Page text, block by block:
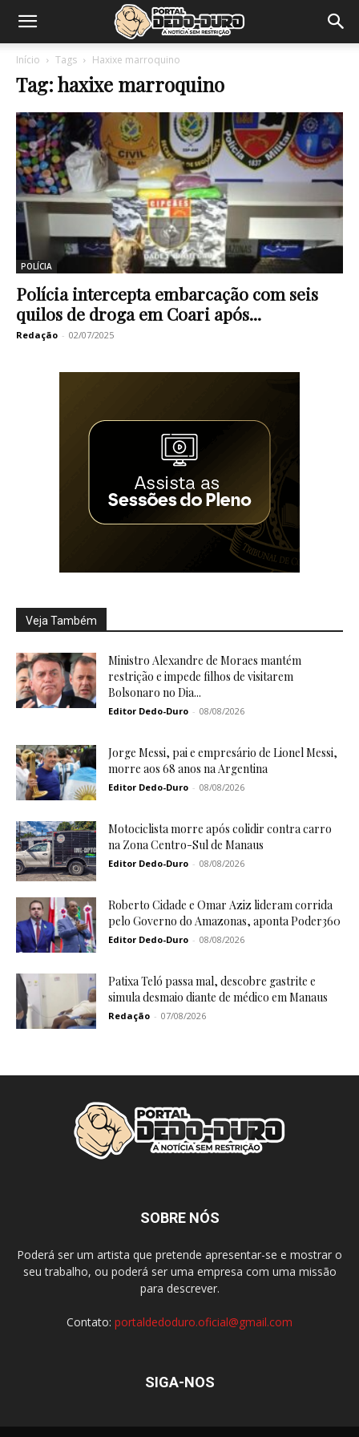
Início Tags Haxixe marroquino
Tag: haxixe marroquino
POLÍCIA
Polícia intercepta embarcação com seis
quilos de droga em Coari após...
Redação - 02/07/2025
Veja Também
Ministro Alexandre de Moraes mantém
restrição e impede filhos de visitarem
Bolsonaro no Dia...
Editor Dedo-Duro - 08/08/2026
Jorge Messi, pai e empresário de Lionel Messi,
morre aos 68 anos na Argentina
Editor Dedo-Duro - 08/08/2026
Motociclista morre após colidir contra carro
na Zona Centro-Sul de Manaus
Editor Dedo-Duro - 08/08/2026
Roberto Cidade e Omar Aziz lideram corrida
pelo Governo do Amazonas, aponta Poder360
Editor Dedo-Duro - 08/08/2026
Patixa Teló passa mal, descobre gastrite e
simula desmaio diante de médico em Manaus
Redação - 07/08/2026
SOBRE NÓS
Poderá ser um artista que pretende apresentar-se e mostrar o
seu trabalho, ou poderá ser uma empresa com uma missão
para descrever.
Contato: portaldedoduro.oficial@gmail.com
SIGA-NOS